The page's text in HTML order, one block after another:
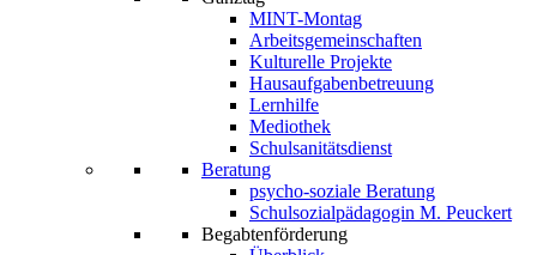
MINT-Montag
Arbeitsgemeinschaften
Kulturelle Projekte
Hausaufgabenbetreuung
Lernhilfe
Mediothek
Schulsanitätsdienst
Beratung
psycho-soziale Beratung
Schulsozialpädagogin M. Peuckert
Begabtenförderung